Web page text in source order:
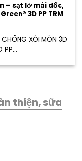
– sạt lở mái dốc,
3D PP TRM
XÓI MÒN 3D
PP...
thiện, sữa